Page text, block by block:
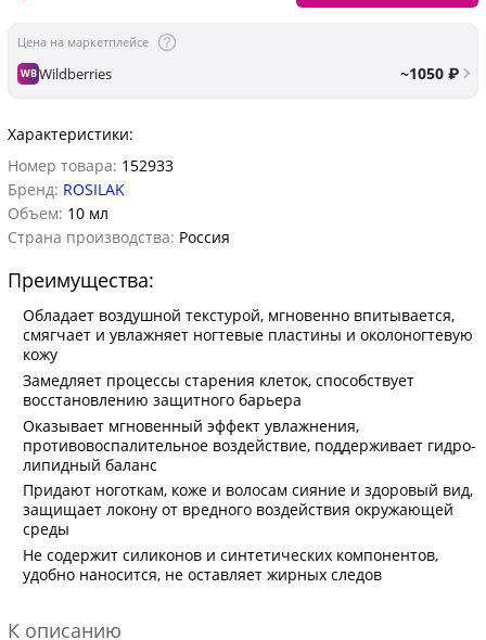
Цена на маркетплейсе
WBWildberries ~1050 ₽
Характеристики:
Номер товара: 152933
Бренд: ROSILAK
Объем: 10 мл
Страна производства: Россия
Преимущества:
Обладает воздушной текстурой, мгновенно впитывается,
смягчает и увлажняет ногтевые пластины и околоногтевую
кожу
Замедляет процессы старения клеток, способствует
восстановлению защитного барьера
Оказывает мгновенный эффект увлажнения,
противовоспалительное воздействие, поддерживает гидро-
липидный баланс
Придают ноготкам, коже и волосам сияние и здоровый вид,
защищает локону от вредного воздействия окружающей
среды
Не содержит силиконов и синтетических компонентов,
удобно наносится, не оставляет жирных следов
К описанию